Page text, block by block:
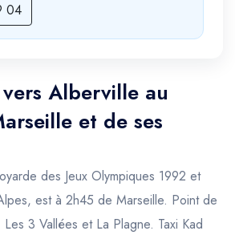
04
Alberville au
et de ses
des Jeux Olympiques 1992 et
est à 2h45 de Marseille. Point de
3 Vallées et La Plagne. Taxi Kad